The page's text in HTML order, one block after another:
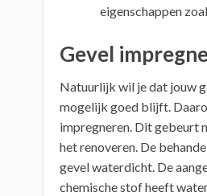
eigenschappen
Gevel
Natuurlijk wil je dat jouw
mogelijk goed blijft.
impregneren. Dit gebeurt
het renoveren. De
gevel waterdicht. De
chemische stof heeft